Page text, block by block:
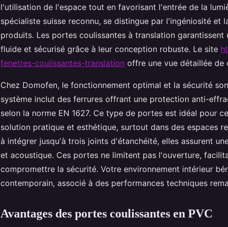
l'utilisation de l'espace tout en favorisant l'entrée de la
spécialiste suisse reconnu, se distingue par l'ingéniosité et
produits. Les portes coulissantes à translation garantissent
fluide et sécurisé grâce à leur conception robuste. Le site
fenetres-coulissantes-translation offre une vue détaillée de
Chez Domofen, le fonctionnement optimal et la sécurité
système inclut des ferrures offrant une protection anti-
selon la norme EN 1627. Ce type de portes est idéal pour
solution pratique et esthétique, surtout dans des espaces
à intégrer jusqu'à trois joints d'étanchéité, elles assurent
et acoustique. Ces portes ne limitent pas l'ouverture,
compromettre la sécurité. Votre environnement intérieur
contemporain, associé à des performances techniques
Avantages des portes coulissantes en PVC